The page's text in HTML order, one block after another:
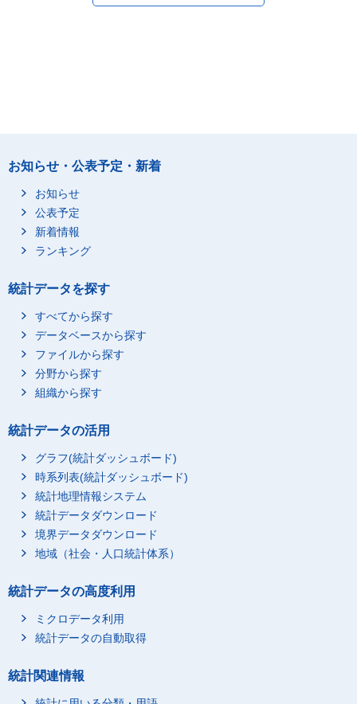
お知らせ・公表予定・新着
お知らせ
公表予定
新着情報
ランキング
統計データを探す
すべてから探す
データベースから探す
ファイルから探す
分野から探す
組織から探す
統計データの活用
グラフ(統計ダッシュボード)
時系列表(統計ダッシュボード)
統計地理情報システム
統計データダウンロード
境界データダウンロード
地域（社会・人口統計体系）
統計データの高度利用
ミクロデータ利用
統計データの自動取得
統計関連情報